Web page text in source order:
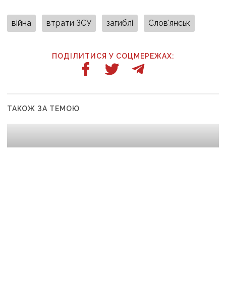
війна втрати ЗСУ загиблі Слов'янськ
ПОДІЛИТИСЯ У СОЦМЕРЕЖАХ:
ТАКОЖ ЗА ТЕМОЮ